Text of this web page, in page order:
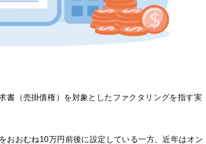
書（売掛債権）を対象としたファクタリングを指す実
おおむね10万円前後に設定している一方、近年はオン